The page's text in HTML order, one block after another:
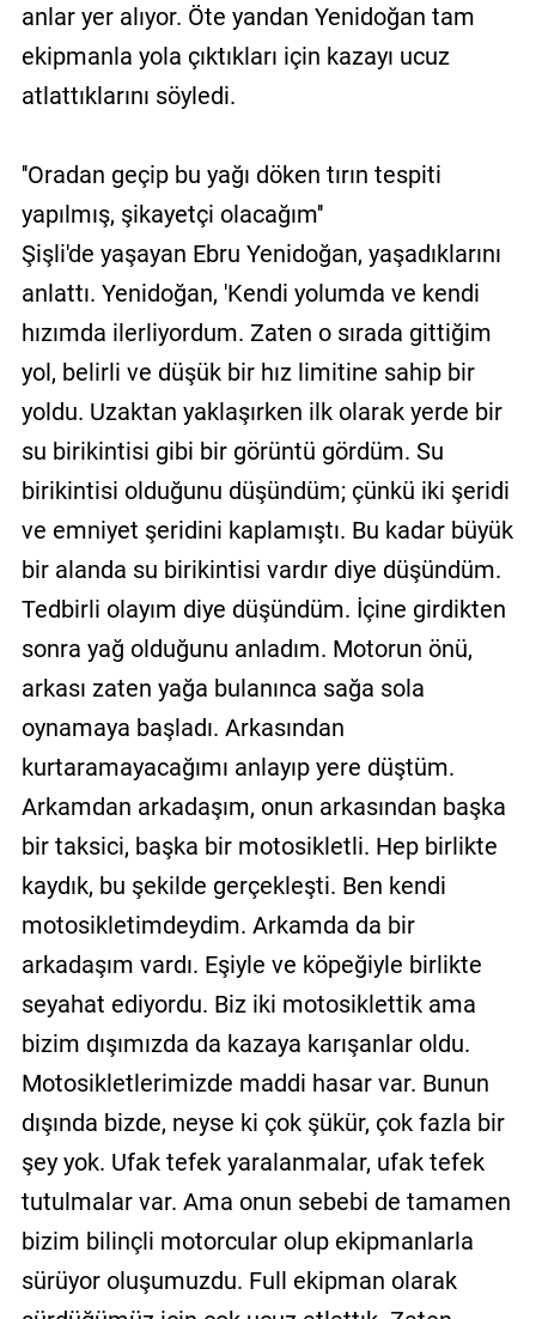
anlar yer alıyor. Öte yandan Yenidoğan tam
ekipmanla yola çıktıkları için kazayı ucuz
atlattıklarını söyledi.
''Oradan geçip bu yağı döken tırın tespiti
yapılmış, şikayetçi olacağım''
Şişli'de yaşayan Ebru Yenidoğan, yaşadıklarını
anlattı. Yenidoğan, 'Kendi yolumda ve kendi
hızımda ilerliyordum. Zaten o sırada gittiğim
yol, belirli ve düşük bir hız limitine sahip bir
yoldu. Uzaktan yaklaşırken ilk olarak yerde bir
su birikintisi gibi bir görüntü gördüm. Su
birikintisi olduğunu düşündüm; çünkü iki şeridi
ve emniyet şeridini kaplamıştı. Bu kadar büyük
bir alanda su birikintisi vardır diye düşündüm.
Tedbirli olayım diye düşündüm. İçine girdikten
sonra yağ olduğunu anladım. Motorun önü,
arkası zaten yağa bulanınca sağa sola
oynamaya başladı. Arkasından
kurtaramayacağımı anlayıp yere düştüm.
Arkamdan arkadaşım, onun arkasından başka
bir taksici, başka bir motosikletli. Hep birlikte
kaydık, bu şekilde gerçekleşti. Ben kendi
motosikletimdeydim. Arkamda da bir
arkadaşım vardı. Eşiyle ve köpeğiyle birlikte
seyahat ediyordu. Biz iki motosiklettik ama
bizim dışımızda da kazaya karışanlar oldu.
Motosikletlerimizde maddi hasar var. Bunun
dışında bizde, neyse ki çok şükür, çok fazla bir
şey yok. Ufak tefek yaralanmalar, ufak tefek
tutulmalar var. Ama onun sebebi de tamamen
bizim bilinçli motorcular olup ekipmanlarla
sürüyor oluşumuzdu. Full ekipman olarak